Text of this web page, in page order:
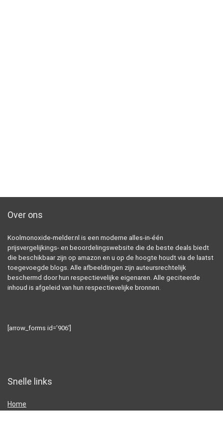
Over ons
Koolmonoxide-melder.nl is een moderne alles-in-één
prijsvergelijkings- en beoordelingswebsite die de beste deals biedt
die beschikbaar zijn op amazon en u op de hoogte houdt via de laatst
toegevoegde blogs. Alle afbeeldingen zijn auteursrechtelijk
beschermd door hun respectievelijke eigenaren. Alle geciteerde
inhoud is afgeleid van hun respectievelijke bronnen.
[arrow_forms id=’906′]
Snelle links
Home